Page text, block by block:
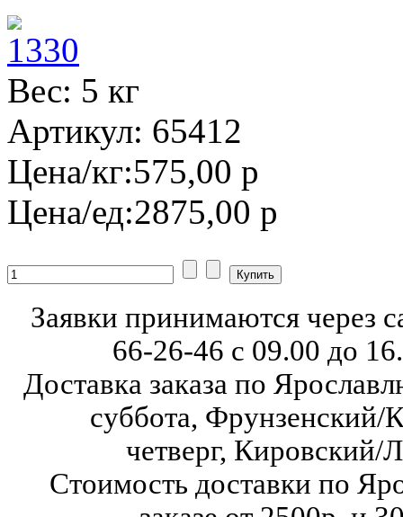
Вес: 5 кг
Артикул: 65412
Цена/кг:575,00 р
Цена/ед:2875,00 р
Заявки принимаются через
66-26-46 с 09.00 до
Доставка заказа по
суббота, Фрунзенский/
четверг, Кировский/
Стоимость доставки по